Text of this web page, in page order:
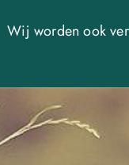
Wij worden ook